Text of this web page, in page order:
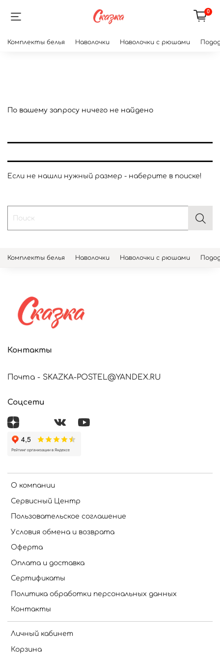
0
Комплекты белья Наволочки Наволочки с рюшами
По вашему запросу ничего не найдено
Если не нашли нужный размер - наберите в поиске!
Комплекты белья Наволочки Наволочки с рюшами
О компании
Сервисный Центр
Пользовательское соглашение
Условия обмена и возврата
Оферта
Оплата и доставка
Сертификаты
Политика обработки персональных данных
Контакты
Личный кабинет
Корзина
Контакты
Почта - SKAZKA-POSTEL@YANDEX.RU
Соцсети